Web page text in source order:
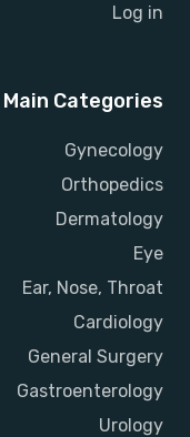
Log in
Main Categories
Gynecology
Orthopedics
Dermatology
Eye
Ear, Nose, Throat
Cardiology
General Surgery
Gastroenterology
Urology